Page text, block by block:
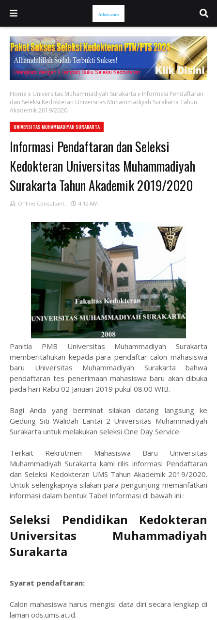
Home Universitas Muhammadiyah Surakarta
Informasi Pendaftaran
dan Seleksi Kedokteran Universitas Muhammadiyah Surakarta Tahun
Akademik 2019/2020
UNIVERSITAS MUHAMMADIYAH SURAKARTA
Informasi Pendaftaran dan Seleksi
Kedokteran Universitas Muhammadiyah
Surakarta Tahun Akademik 2019/2020
Online Consultant 4:12 AM
Panitia PMB Universitas Muhammadiyah Surakarta
memberitahukan kepada para pendaftar calon mahasiswa
baru Universitas Muhammadiyah Surakarta bahwa
pendaftaran tes penerimaan mahasiswa baru akan dibuka
pada hari Rabu 02 Januari 2019 pukul 08.00 WIB.
Bagi Anda yang berminat silakan datang langsung ke
Gedung Siti Walidah Lantai 2 Universitas Muhammadiyah
Surakarta untuk melakukan seleksi One Day Service.
Terkait Rekrutmen Mahasiswa Baru Universitas
Muhammadiyah Surakarta kami rilis informasi Pendaftaran
dan Seleksi Kedokteran UMS Tahun Akademik 2019/2020.
Untuk selengkapnya silakan para pengunjung memanfatkan
informasi dalam bentuk Tabel Informasi di bawah ini :
Seleksi Pendidikan Kedokteran
Universitas Muhammadiyah
Surakarta
Syarat pendaftaran:
Calon mahasiswa harus mengisi data diri secara lengkap di
laman ods.ums.ac.id.